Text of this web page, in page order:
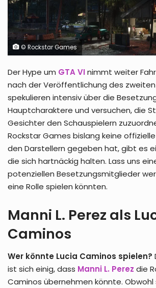
© Rockstar Games
Der Hype um GTA VInimmt weiter
nach der Veröffentlichung des zweiten
spekulieren intensiv über die
Hauptcharaktere und versuchen, die
Gesichter den Schauspielern
Rockstar Games bislang keine
den Darstellern gegeben hat, gibt es
die sich hartnäckig halten. Lass uns
potenziellen Besetzungsmitglieder
eine Rolle spielen könnten.
Manni L. Perez als
Caminos
Wer könnte Lucia Caminos spielen?
ist sich einig, dass Manni L. Perez die
Caminos übernehmen könnte.